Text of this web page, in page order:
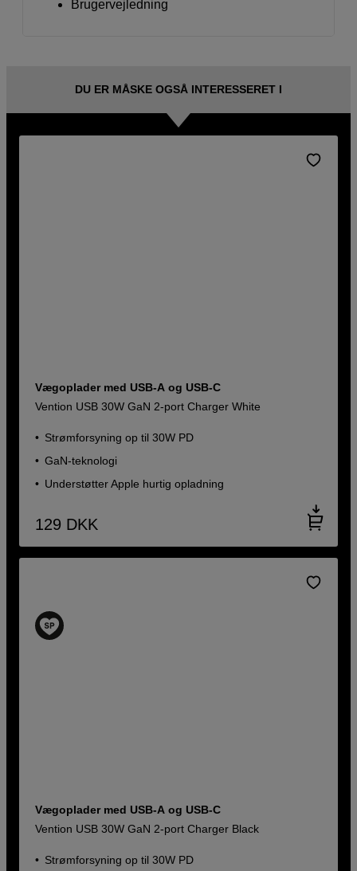
Brugervejledning
DU ER MÅSKE OGSÅ INTERESSERET I
Vægoplader med USB-A og USB-C
Vention USB 30W GaN 2-port Charger White
Strømforsyning op til 30W PD
GaN-teknologi
Understøtter Apple hurtig opladning
129 DKK
Vægoplader med USB-A og USB-C
Vention USB 30W GaN 2-port Charger Black
Strømforsyning op til 30W PD